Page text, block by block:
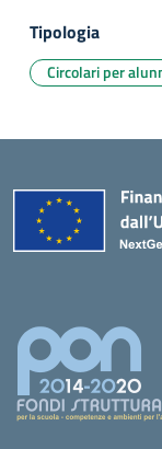
Tipologia
Circolari per